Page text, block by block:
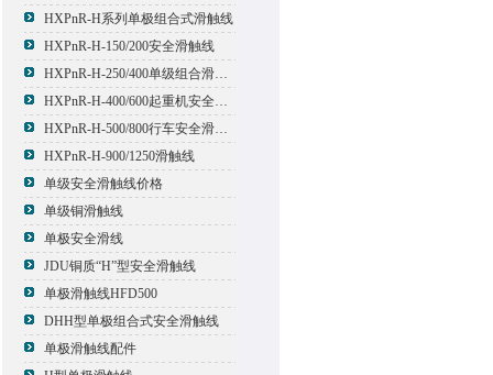
HXPnR-H系列单极组合式滑触线
HXPnR-H-150/200安全滑触线
HXPnR-H-250/400单级组合滑触线
HXPnR-H-400/600起重机安全滑触线
HXPnR-H-500/800行车安全滑触线
HXPnR-H-900/1250滑触线
单级安全滑触线价格
单级铜滑触线
单极安全滑线
JDU铜质“H”型安全滑触线
单极滑触线HFD500
DHH型单极组合式安全滑触线
单极滑触线配件